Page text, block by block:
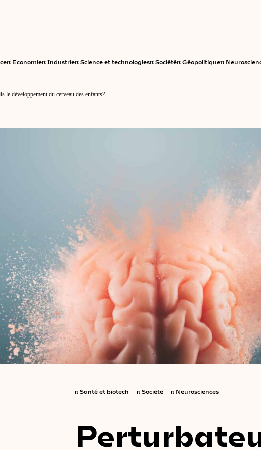
π Économieπ Industrieπ Science et technologiesπ Sociétéπ Géopolitiqueπ
le développement du cerveau des enfants?
π Santé et biotech π Société π Neurosciences